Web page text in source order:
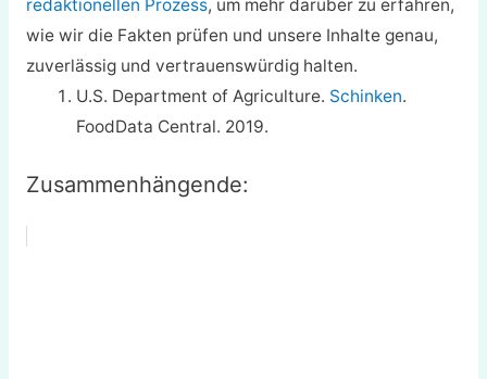
redaktionellen Prozess, um mehr darüber zu erfahren,
wie wir die Fakten prüfen und unsere Inhalte genau,
zuverlässig und vertrauenswürdig halten.
U.S. Department of Agriculture. Schinken.
FoodData Central. 2019.
Zusammenhängende: